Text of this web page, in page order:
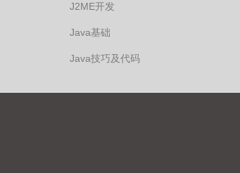
J2ME开发
Java基础
Java技巧及代码